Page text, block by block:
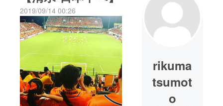
2019/09/14 00:26
rikuma
tsumot
o